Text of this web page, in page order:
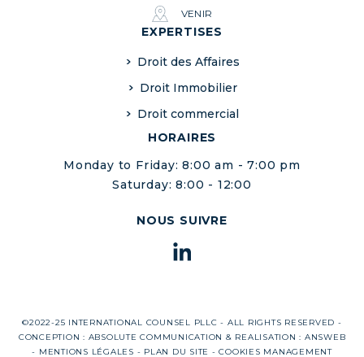
VENIR
EXPERTISES
Droit des Affaires
Droit Immobilier
Droit commercial
HORAIRES
Monday to Friday: 8:00 am - 7:00 pm
Saturday: 8:00 - 12:00
NOUS SUIVRE
©2022-25 INTERNATIONAL COUNSEL PLLC - ALL RIGHTS RESERVED -
CONCEPTION : ABSOLUTE COMMUNICATION & REALISATION : ANSWEB
- MENTIONS LÉGALES - PLAN DU SITE -COOKIES MANAGEMENT